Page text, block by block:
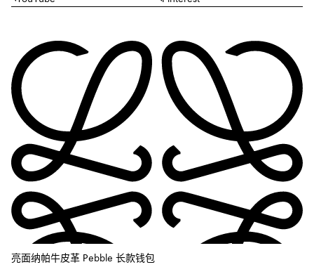
亮面纳帕牛皮革 Pebble 长款钱包